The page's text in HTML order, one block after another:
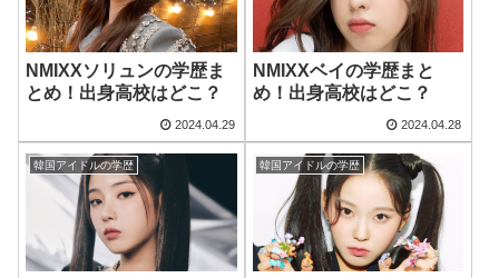
NMIXXソリュンの学歴ま
とめ！出身高校はどこ？
2024.04.29
NMIXXベイの学歴まと
め！出身高校はどこ？
2024.04.28
韓国アイドルの学歴 韓国アイドルの学歴